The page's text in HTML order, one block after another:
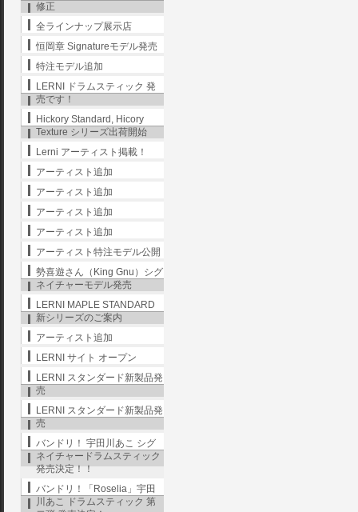
修正
全ラインナップ展示店
恒岡章 Signatureモデル発売
特注モデル追加
LERNI ドラムスティック 発
売です！
Hickory Standard, Hicory
Texture シリーズ出荷開始
Lerni アーティスト掲載！
アーティスト追加
アーティスト追加
アーティスト追加
アーティスト追加
アーティスト特注モデル公開
勢喜遊さん（King Gnu）シグ
ネイチャーモデル発売
LERNI MAPLE STANDARD
新シリーズのご案内
アーティスト追加
LERNI サイト オープン
LERNI スタンダード新製品発
売
LERNI スタンダード新製品発
売
バンドリ！ 宇田川あこ シグ
ネイチャードラムスティック
発売決定！！
バンドリ！「Roselia」宇田
川あこ ドラムスティック 第